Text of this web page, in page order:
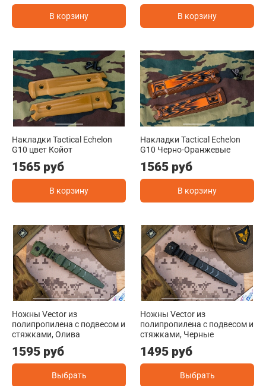
В корзину В корзину
Накладки Tactical Echelon
G10 цвет Койот
1565 руб
В корзину
Накладки Tactical Echelon
G10 Черно-Оранжевые
1565 руб
В корзину
Ножны Vector из
полипропилена с подвесом и
стяжками, Олива
1595 руб
Выбрать
Ножны Vector из
полипропилена с подвесом и
стяжками, Черные
1495 руб
Выбрать